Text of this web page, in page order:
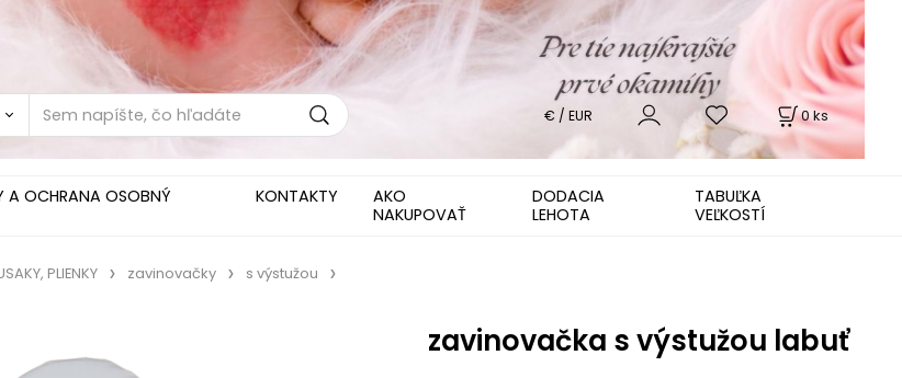
0ks
€ / EUR
A OCHRANA OSOBNÝ
KONTAKTY
AKO
NAKUPOVAŤ
DODACIA
LEHOTA
TABUĽKA
VEĽKOSTÍ
PLIENKY zavinovačky s výstužou
zavinovačka s výstužou labuť